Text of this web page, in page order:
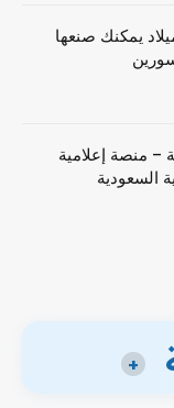
يمكنك صنعها
– منصة إعلامية
السعودية
+